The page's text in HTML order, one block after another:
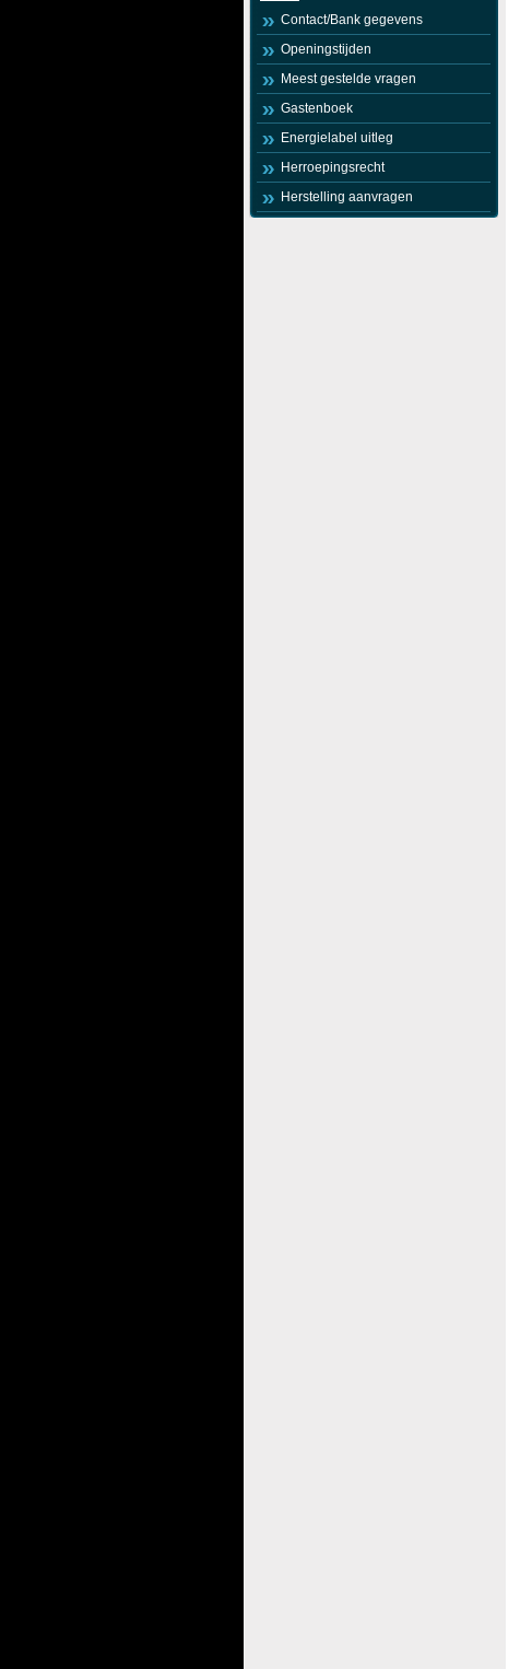
Contact/Bank gegevens
Openingstijden
Meest gestelde vragen
Gastenboek
Energielabel uitleg
Herroepingsrecht
Herstelling aanvragen